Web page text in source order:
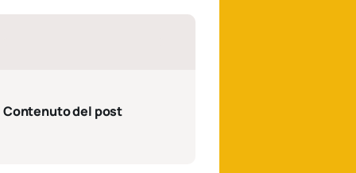
Contenuto del post